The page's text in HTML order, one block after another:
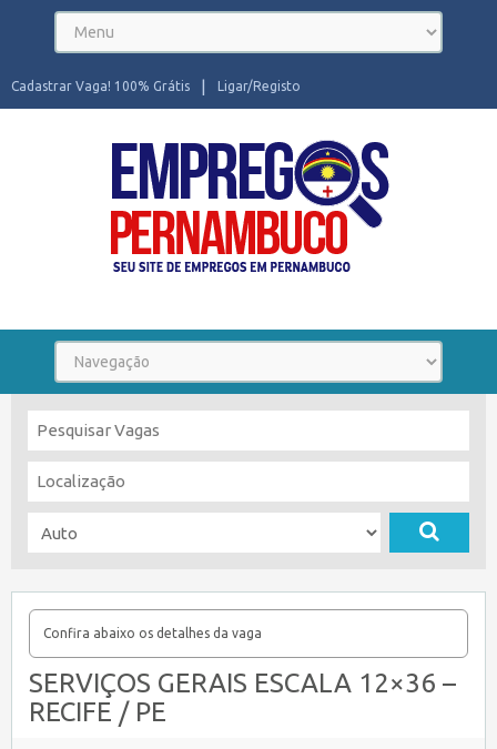
Ligar/Registo
Cadastrar Vaga! 100% Grátis
Confira abaixo os detalhes da vaga
SERVIÇOS GERAIS ESCALA 12×36 –
RECIFE / PE